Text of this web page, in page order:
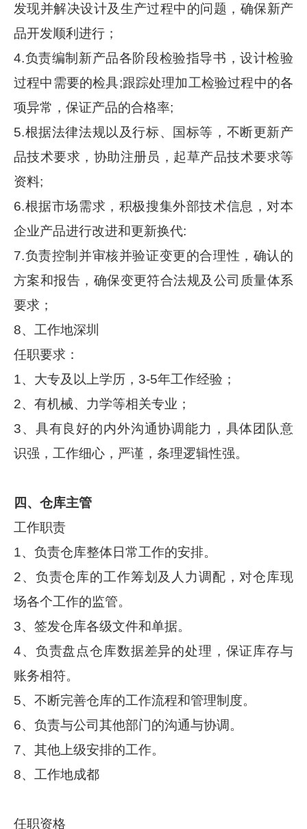
发现并解决设计及生产过程中的问题，确保新产
品开发顺利进行；
4.负责编制新产品各阶段检验指导书，设计检验
过程中需要的检具;跟踪处理加工检验过程中的各
项异常，保证产品的合格率;
5.根据法律法规以及行标、国标等，不断更新产
品技术要求，协助注册员，起草产品技术要求等
资料;
6.根据市场需求，积极搜集外部技术信息，对本
企业产品进行改进和更新换代:
7.负责控制并审核并验证变更的合理性，确认的
方案和报告，确保变更符合法规及公司质量体系
要求；
8、工作地深圳
任职要求：
1、大专及以上学历，3-5年工作经验；
2、有机械、力学等相关专业；
3、具有良好的内外沟通协调能力，具体团队意
识强，工作细心，严谨，条理逻辑性强。
四、仓库主管
工作职责
1、负责仓库整体日常工作的安排。
2、负责仓库的工作筹划及人力调配，对仓库现
场各个工作的监管。
3、签发仓库各级文件和单据。
4、负责盘点仓库数据差异的处理，保证库存与
账务相符。
5、不断完善仓库的工作流程和管理制度。
6、负责与公司其他部门的沟通与协调。
7、其他上级安排的工作。
8、工作地成都
任职资格